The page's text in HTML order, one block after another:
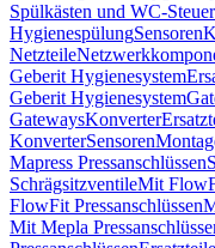
Spülkästen und WC-
HygienespülungSensoren
Netzteile
Geberit Hygienesystem
Geberit Hygienesystem
GatewaysKonverter
KonverterSensoren
Mapress Pressanschlüssen
SchrägsitzventileMit
FlowFit Pressanschlüssen
Mit Mepla